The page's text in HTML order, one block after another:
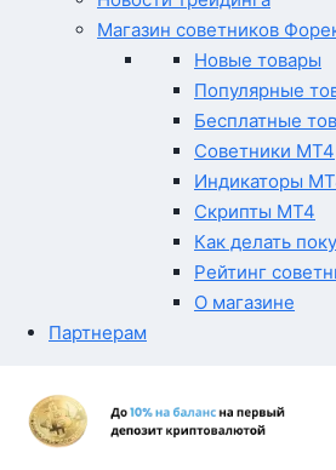
Магазин советников
Новые товары
Популярные
Бесплатные
Советники MT4
Индикаторы
Скрипты MT4
Как делать
Рейтинг
О магазине
Партнерам